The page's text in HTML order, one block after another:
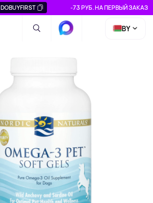
DOBUYFIRST -73 РУБ. НА ПЕРВЫЙ ЗАКАЗ
BY